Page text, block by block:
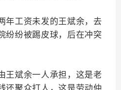
年工资未发的王斌余，去
纷纷被踢皮球，后在冲突
王斌余一人承担，这是老
还聚众打人，这是劳动仲